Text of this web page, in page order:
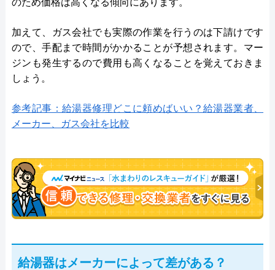
のため価格は高くなる傾向にあります。
加えて、ガス会社でも実際の作業を行うのは下請けです
ので、手配まで時間がかかることが予想されます。マー
ジンも発生するので費用も高くなることを覚えておきま
しょう。
参考記事：給湯器修理どこに頼めばいい？給湯器業者、
メーカー、ガス会社を比較
給湯器はメーカーによって差がある？